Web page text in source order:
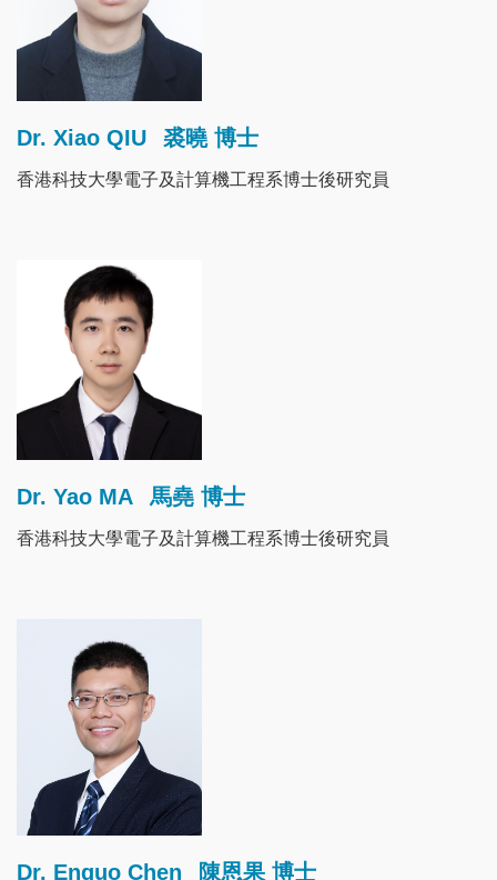
Dr. Xiao QIU 裘曉 博士
香港科技大學電子及計算機工程系博士後研究員
Dr. Yao MA 馬堯 博士
香港科技大學電子及計算機工程系博士後研究員
Dr. Enguo Chen 陳恩果 博士